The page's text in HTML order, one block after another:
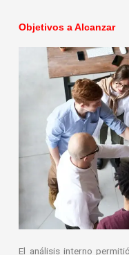
Objetivos a Alcanzar
El análisis interno